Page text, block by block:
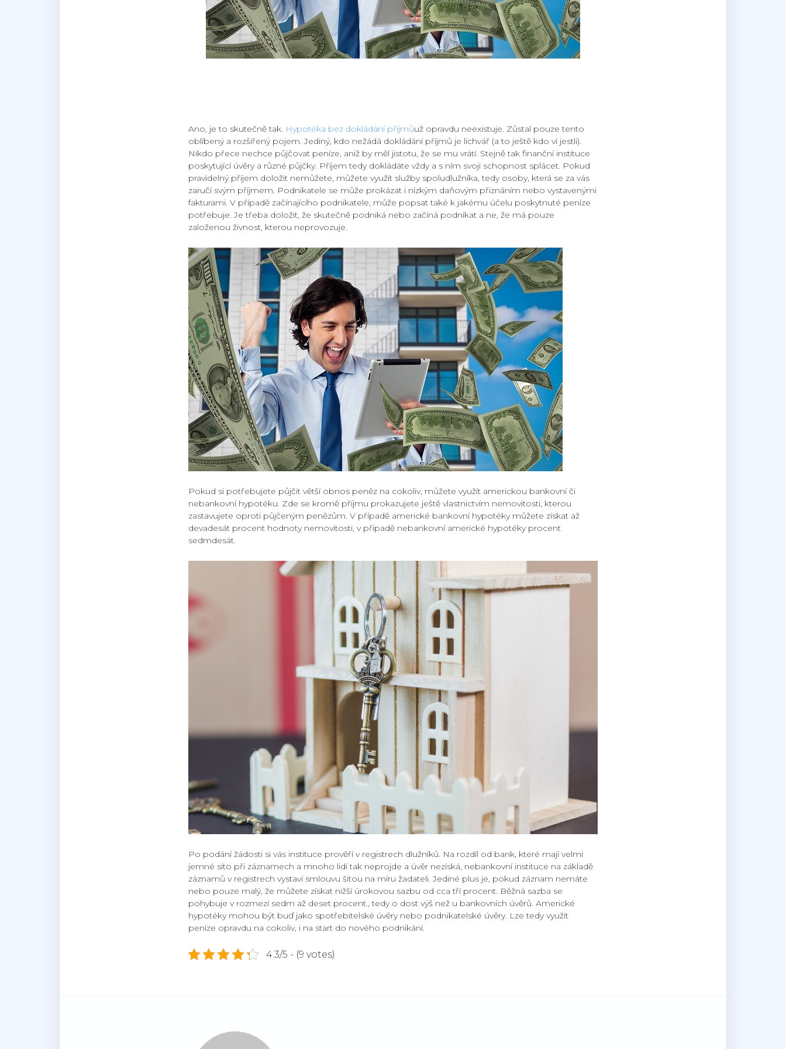
Ano, je to skutečně tak. Hypotéka bez dokládání příjmůuž opravdu neexistuje. Zůstal pouze tento
oblíbený a rozšířený pojem. Jediný, kdo nežádá dokládání příjmů je lichvář (a to ještě kdo ví jestli).
Nikdo přece nechce půjčovat peníze, aniž by měl jistotu, že se mu vrátí. Stejně tak finanční instituce
poskytující úvěry a různé půjčky. Příjem tedy dokládáte vždy a s ním svoji schopnost splácet. Pokud
pravidelný příjem doložit nemůžete, můžete využít služby spoludlužníka, tedy osoby, která se za vás
zaručí svým příjmem. Podnikatele se může prokázat i nízkým daňovým přiznáním nebo vystavenými
fakturami. V případě začínajícího podnikatele, může popsat také k jakému účelu poskytnuté peníze
potřebuje. Je třeba doložit, že skutečně podniká nebo začíná podnikat a ne, že má pouze
založenou živnost, kterou neprovozuje.
Pokud si potřebujete půjčit větší obnos peněz na cokoliv, můžete využít americkou bankovní či
nebankovní hypotéku. Zde se kromě příjmu prokazujete ještě vlastnictvím nemovitosti, kterou
zastavujete oproti půjčeným penězům. V případě americké bankovní hypotéky můžete získat až
devadesát procent hodnoty nemovitosti, v případě nebankovní americké hypotéky procent
sedmdesát.
Po podání žádosti si vás instituce prověří v registrech dlužníků. Na rozdíl od bank, které mají velmi
jemné síto při záznamech a mnoho lidí tak neprojde a úvěr nezíská, nebankovní instituce na základě
záznamů v registrech vystaví smlouvu šitou na míru žadateli. Jediné plus je, pokud záznam nemáte
nebo pouze malý, že můžete získat nižší úrokovou sazbu od cca tří procent. Běžná sazba se
pohybuje v rozmezí sedm až deset procent., tedy o dost výš než u bankovních úvěrů. Americké
hypotéky mohou být buď jako spotřebitelské úvěry nebo podnikatelské úvěry. Lze tedy využít
peníze opravdu na cokoliv, i na start do nového podnikání.
4.3/5 - (9 votes)